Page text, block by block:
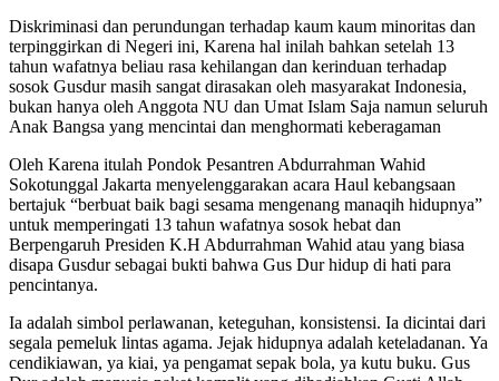
Diskriminasi dan perundungan terhadap kaum kaum minoritas dan
terpinggirkan di Negeri ini, Karena hal inilah bahkan setelah 13
tahun wafatnya beliau rasa kehilangan dan kerinduan terhadap
sosok Gusdur masih sangat dirasakan oleh masyarakat Indonesia,
bukan hanya oleh Anggota NU dan Umat Islam Saja namun seluruh
Anak Bangsa yang mencintai dan menghormati keberagaman
Oleh Karena itulah Pondok Pesantren Abdurrahman Wahid
Sokotunggal Jakarta menyelenggarakan acara Haul kebangsaan
bertajuk “berbuat baik bagi sesama mengenang manaqih hidupnya”
untuk memperingati 13 tahun wafatnya sosok hebat dan
Berpengaruh Presiden K.H Abdurrahman Wahid atau yang biasa
disapa Gusdur sebagai bukti bahwa Gus Dur hidup di hati para
pencintanya.
Ia adalah simbol perlawanan, keteguhan, konsistensi. Ia dicintai dari
segala pemeluk lintas agama. Jejak hidupnya adalah keteladanan. Ya
cendikiawan, ya kiai, ya pengamat sepak bola, ya kutu buku. Gus